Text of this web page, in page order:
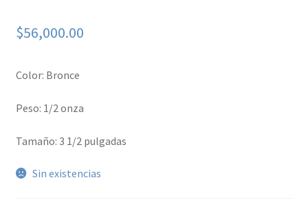
$56,000.00
Color: Bronce
Peso: 1/2 onza
Tamaño: 3 1/2 pulgadas
Sin existencias